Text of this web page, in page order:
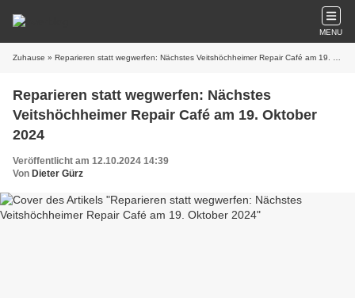
MENU
Zuhause » Reparieren statt wegwerfen: Nächstes Veitshöchheimer Repair Café am 19. Oktober 2024
Reparieren statt wegwerfen: Nächstes
Veitshöchheimer Repair Café am 19. Oktober
2024
Veröffentlicht am 12.10.2024 14:39
Von Dieter Gürz